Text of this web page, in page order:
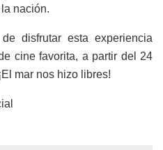
nación.
disfrutar esta experiencia
cine favorita, a partir del 24
mar nos hizo libres!